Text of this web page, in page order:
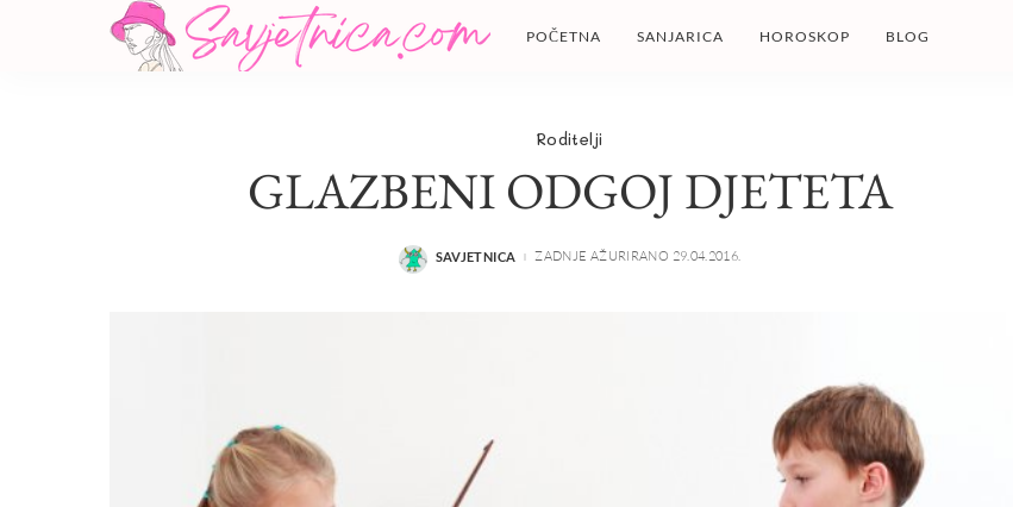
POČETNA SANJARICA HOROSKOP BLOG
Roditelji
GLAZBENI ODGOJ DJETETA
POSTED
SAVJETNICA ZADNJE AŽURIRANO 29.04.2016.